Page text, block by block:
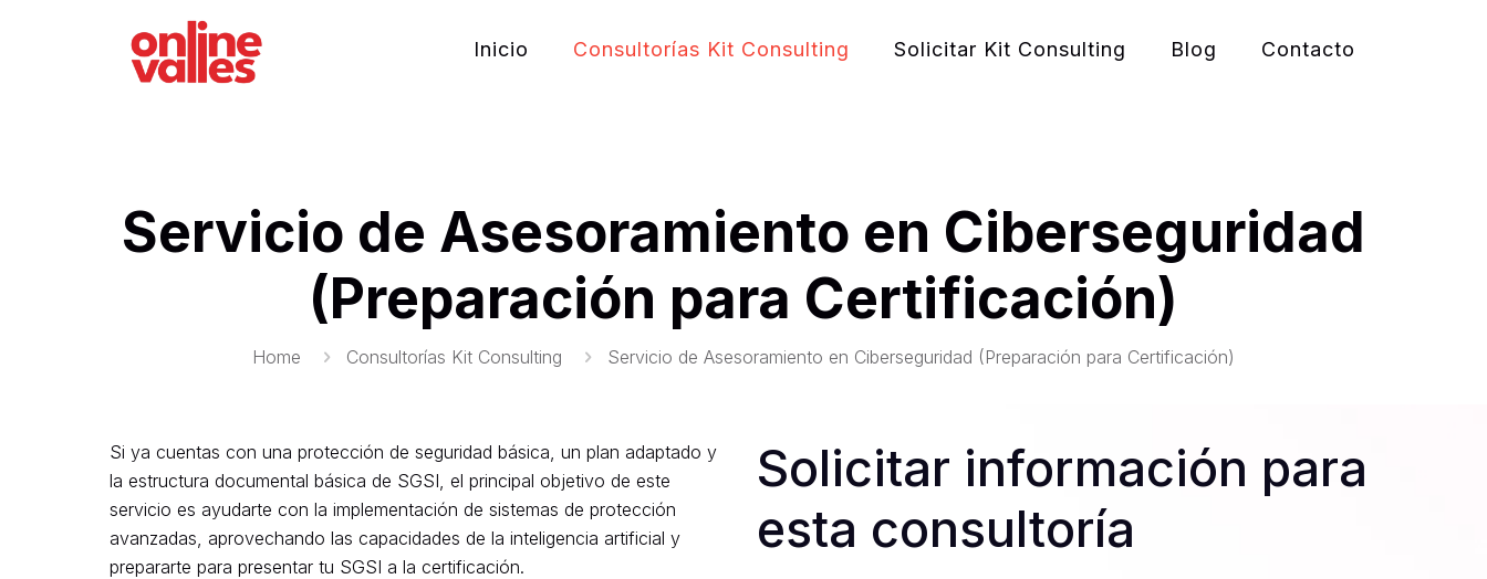
Inicio Consultorías Kit Consulting Solicitar Kit Consulting Blog Contacto
Servicio de Asesoramiento en Ciberseguridad
(Preparación para Certificación)
Home Consultorías Kit Consulting Servicio de Asesoramiento en Ciberseguridad (Preparación para Certificación)
Si ya cuentas con una protección de seguridad básica, un plan adaptado y
la estructura documental básica de SGSI, el principal objetivo de este
servicio es ayudarte con la implementación de sistemas de protección
avanzadas, aprovechando las capacidades de la inteligencia artificial y
prepararte para presentar tu SGSI a la certificación.
Solicitar información para
esta consultoría